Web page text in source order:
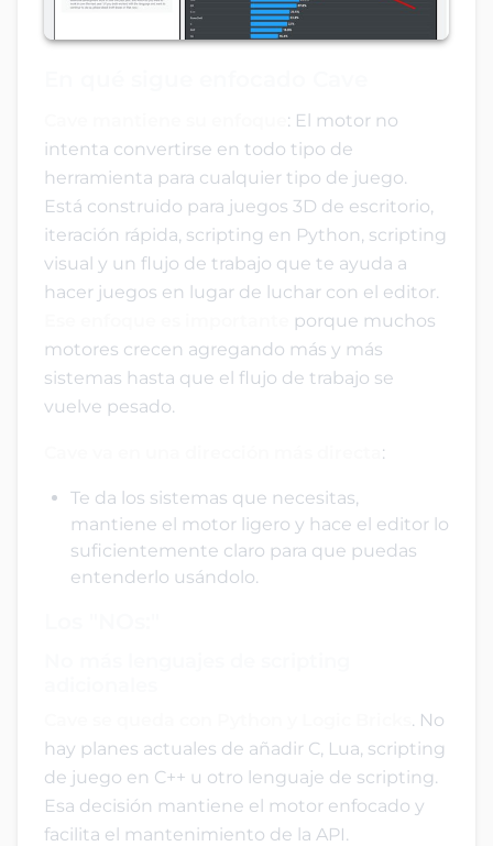
: El motor no
intenta convertirse en todo tipo de
herramienta para cualquier tipo de juego.
Está construido para juegos 3D de escritorio,
iteración rápida, scripting en Python, scripting
visual y un flujo de trabajo que te ayuda a
hacer juegos en lugar de luchar con el editor.
porque muchos
motores crecen agregando más y más
sistemas hasta que el flujo de trabajo se
vuelve pesado.
:
Te da los sistemas que necesitas,
mantiene el motor ligero y hace el editor lo
suficientemente claro para que puedas
entenderlo usándolo.
. No
hay planes actuales de añadir C, Lua, scripting
de juego en C++ u otro lenguaje de scripting.
Esa decisión mantiene el motor enfocado y
facilita el mantenimiento de la API.